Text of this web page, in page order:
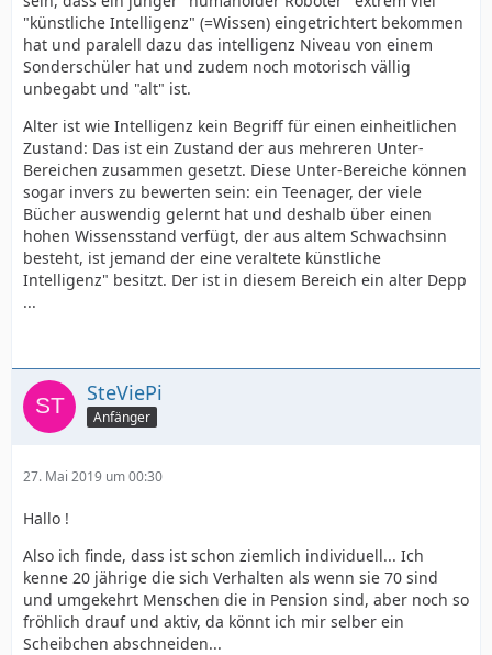
"künstliche Intelligenz" (=Wissen) eingetrichtert bekommen
hat und paralell dazu das intelligenz Niveau von einem
Sonderschüler hat und zudem noch motorisch vällig
unbegabt und "alt" ist.
Alter ist wie Intelligenz kein Begriff für einen einheitlichen
Zustand: Das ist ein Zustand der aus mehreren Unter-
Bereichen zusammen gesetzt. Diese Unter-Bereiche können
sogar invers zu bewerten sein: ein Teenager, der viele
Bücher auswendig gelernt hat und deshalb über einen
hohen Wissensstand verfügt, der aus altem Schwachsinn
besteht, ist jemand der eine veraltete künstliche
Intelligenz" besitzt. Der ist in diesem Bereich ein alter Depp
...
SteViePi
Anfänger
27. Mai 2019 um 00:30
Hallo !
Also ich finde, dass ist schon ziemlich individuell... Ich
kenne 20 jährige die sich Verhalten als wenn sie 70 sind
und umgekehrt Menschen die in Pension sind, aber noch so
fröhlich drauf und aktiv, da könnt ich mir selber ein
Scheibchen abschneiden...